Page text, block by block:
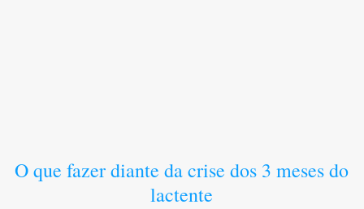
O que fazer diante da crise dos 3 meses do
lactente